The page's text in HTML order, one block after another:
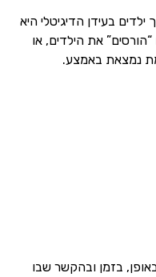
בעידן הדיגיטלי היא
את הילדים, או
נמצאת באמצע.
בזמן ובהקשר שבו